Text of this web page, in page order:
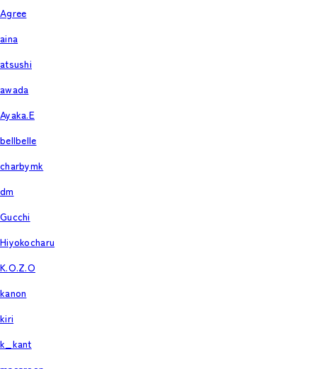
Agree
aina
atsushi
awada
Ayaka.E
bellbelle
charbymk
dm
Gucchi
Hiyokocharu
K.O.Z.O
kanon
kiri
k_kant